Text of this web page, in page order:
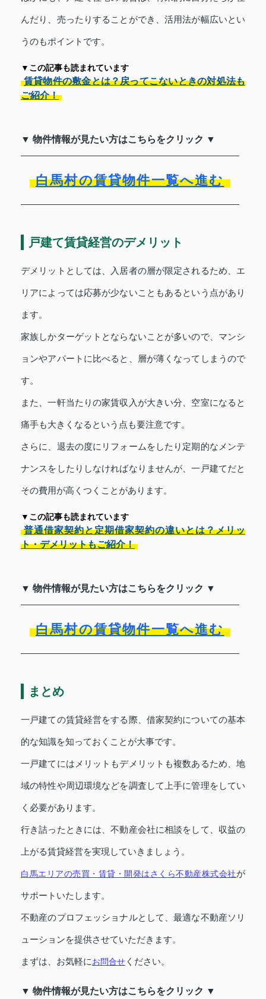
んだり、売ったりすることができ、活用法が幅広いとい
うのもポイントです。
▼この記事も読まれています
賃貸物件の敷金とは？戻ってこないときの対処法も
ご紹介！
▼ 物件情報が見たい方はこちらをクリック ▼
白馬村の賃貸物件一覧へ進む
戸建て賃貸経営のデメリット
デメリットとしては、入居者の層が限定されるため、エ
リアによっては応募が少ないこともあるという点があり
ます。
家族しかターゲットとならないことが多いので、マンシ
ョンやアパートに比べると、層が薄くなってしまうので
す。
また、一軒当たりの家賃収入が大きい分、空室になると
痛手も大きくなるという点も要注意です。
さらに、退去の度にリフォームをしたり定期的なメンテ
ナンスをしたりしなければなりませんが、一戸建てだと
その費用が高くつくことがあります。
▼この記事も読まれています
普通借家契約と定期借家契約の違いとは？メリッ
ト・デメリットもご紹介！
▼ 物件情報が見たい方はこちらをクリック ▼
白馬村の賃貸物件一覧へ進む
まとめ
一戸建ての賃貸経営をする際、借家契約についての基本
的な知識を知っておくことが大事です。
一戸建てにはメリットもデメリットも複数あるため、地
域の特性や周辺環境などを調査して上手に管理をしてい
く必要があります。
行き詰ったときには、不動産会社に相談をして、収益の
上がる賃貸経営を実現していきましょう。
白馬エリアの売買・賃貸・開発はさくら不動産株式会社が
サポートいたします。
不動産のプロフェッショナルとして、最適な不動産ソリ
ューションを提供させていただきます。
まずは、お気軽にお問合せ ください。
▼ 物件情報が見たい方はこちらをクリック ▼